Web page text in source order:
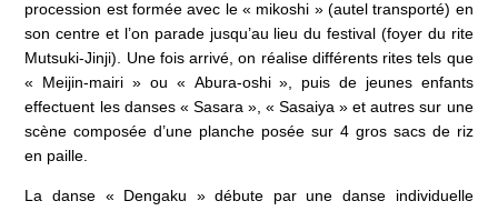
procession est formée avec le « mikoshi » (autel transporté) en
son centre et l’on parade jusqu’au lieu du festival (foyer du rite
Mutsuki-Jinji). Une fois arrivé, on réalise différents rites tels que
« Meijin-mairi » ou « Abura-oshi », puis de jeunes enfants
effectuent les danses « Sasara », « Sasaiya » et autres sur une
scène composée d’une planche posée sur 4 gros sacs de riz
en paille.
La danse « Dengaku » débute par une danse individuelle